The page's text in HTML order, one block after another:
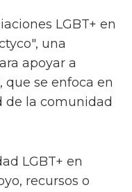
LGBT+ en
una
apoyar a
que se enfoca en
de la comunidad
LGBT+ en
recursos o